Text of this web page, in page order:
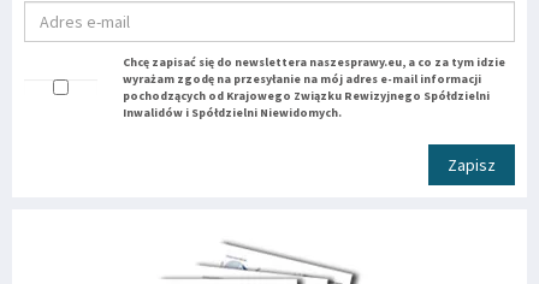
Chcę zapisać się do newslettera naszesprawy.eu, a co za tym idzie
wyrażam zgodę na przesyłanie na mój adres e-mail informacji
pochodzących od Krajowego Związku Rewizyjnego Spółdzielni
Inwalidów i Spółdzielni Niewidomych.
Zapisz